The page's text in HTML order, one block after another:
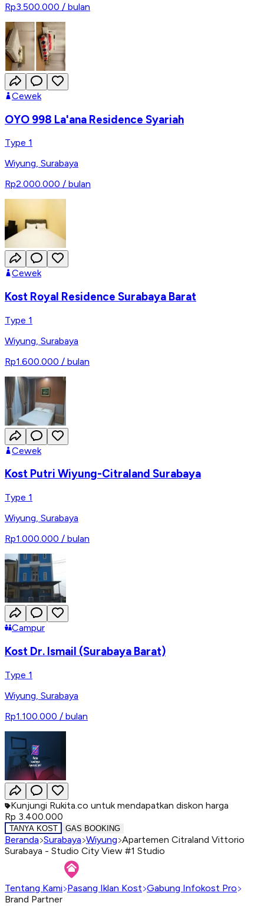
Rp3.500.000 / bulan
Cewek
OYO 998 La'ana Residence Syariah
Type 1
Wiyung, Surabaya
Rp2.000.000 / bulan
Cewek
Kost Royal Residence Surabaya Barat
Type 1
Wiyung Surabaya
Rp1.600.000 / bulan
Cewek
Kost Putri Wiyung-Citraland Surabaya
Type 1
Wiyung, Surabaya
Rp1.000.000 / bulan
Campur
Kost Dr. Ismail (Surabaya Barat)
Type 1
Wiyung Surabaya
Rp1.100.000 / bulan
Kunjungi Rukita.co untuk mendapatkan diskon harga
Rp 3.400.000
TANYA KOST GAS BOOKING
Beranda Surabaya Wiyung Apartemen Citraland Vittorio
Surabaya - Studio City View #1 Studio
Tentang Kami Pasang Iklan Kost Gabung Infokost Pro
Brand Partner